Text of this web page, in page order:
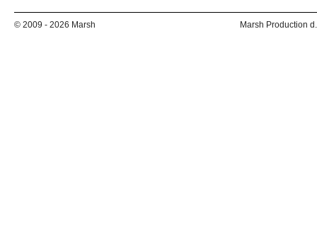
© 2009 - 2026 Marsh Marsh Production